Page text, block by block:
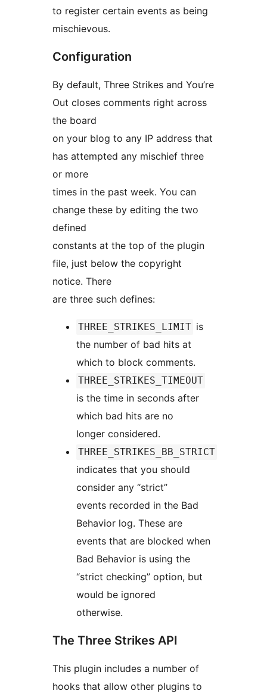
to register certain events as being
mischievous.
Configuration
By default, Three Strikes and You’re
Out closes comments right across
the board
on your blog to any IP address that
has attempted any mischief three
or more
times in the past week. You can
change these by editing the two
defined
constants at the top of the plugin
file, just below the copyright
notice. There
are three such defines:
THREE_STRIKES_LIMIT is
the number of bad hits at
which to block comments.
THREE_STRIKES_TIMEOUT
is the time in seconds after
which bad hits are no
longer considered.
THREE_STRIKES_BB_STRICT
indicates that you should
consider any “strict”
events recorded in the Bad
Behavior log. These are
events that are blocked when
Bad Behavior is using the
“strict checking” option, but
would be ignored
otherwise.
The Three Strikes API
This plugin includes a number of
hooks that allow other plugins to